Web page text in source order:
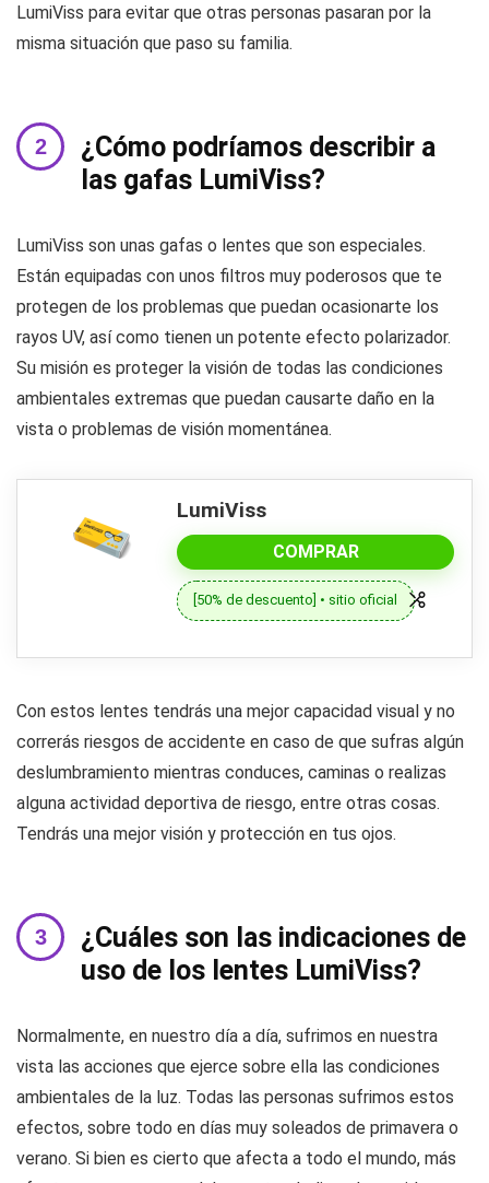
LumiViss para evitar que otras personas pasaran por la
misma situación que paso su familia.
¿Cómo podríamos describir a
las gafas LumiViss?
LumiViss son unas gafas o lentes que son especiales.
Están equipadas con unos filtros muy poderosos que te
protegen de los problemas que puedan ocasionarte los
rayos UV, así como tienen un potente efecto polarizador.
Su misión es proteger la visión de todas las condiciones
ambientales extremas que puedan causarte daño en la
vista o problemas de visión momentánea.
LumiViss
COMPRAR
[50% de descuento] • sitio oficial
Con estos lentes tendrás una mejor capacidad visual y no
correrás riesgos de accidente en caso de que sufras algún
deslumbramiento mientras conduces, caminas o realizas
alguna actividad deportiva de riesgo, entre otras cosas.
Tendrás una mejor visión y protección en tus ojos.
¿Cuáles son las indicaciones de
uso de los lentes LumiViss?
Normalmente, en nuestro día a día, sufrimos en nuestra
vista las acciones que ejerce sobre ella las condiciones
ambientales de la luz. Todas las personas sufrimos estos
efectos, sobre todo en días muy soleados de primavera o
verano. Si bien es cierto que afecta a todo el mundo, más